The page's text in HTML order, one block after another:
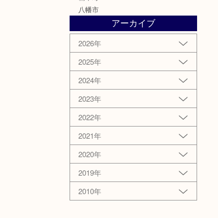
八幡市
アーカイブ
2026年
2025年
2024年
2023年
2022年
2021年
2020年
2019年
2010年